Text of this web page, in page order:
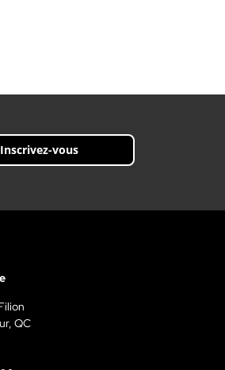
Inscrivez-vous
QC